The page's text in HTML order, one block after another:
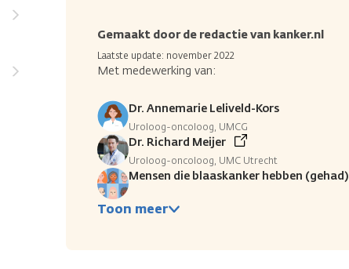
Gemaakt door de redactie van kanker.nl
Laatste update: november 2022
Met medewerking van:
Dr. Annemarie Leliveld-Kors
Uroloog-oncoloog, UMCG
Dr. Richard Meijer
Uroloog-oncoloog, UMC Utrecht
Mensen die blaaskanker hebben (gehad)
Toon meer